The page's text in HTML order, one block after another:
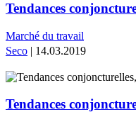
Tendances
Marché du travail
Seco | 14.03.2019
Tendances